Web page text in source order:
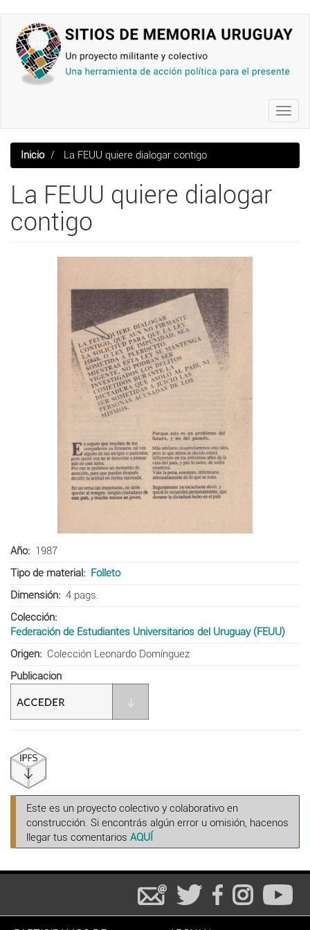
contenido
principal
Inicio La FEUU quiere dialogar contigo
La FEUU quiere dialogar
contigo
Año
1987
Tipo de material
Folleto
Dimensión
4 pags.
Colección
Federación de Estudiantes Universitarios del Uruguay (FEUU)
Origen
Colección Leonardo Domínguez
Publicacion
Este es un proyecto colectivo y colaborativo en
construcción. Si encontrás algún error u omisión, hacenos
llegar tus comentarios AQUÍ